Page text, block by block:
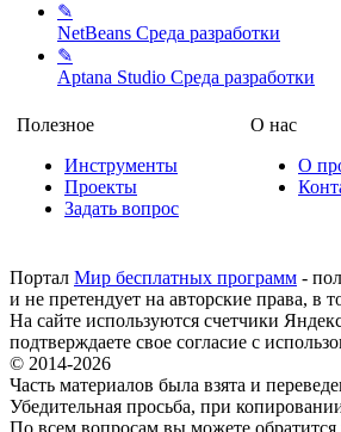
✎
NetBeans Среда разработки
✎
Aptana Studio Среда разработки
Полезное
Инструменты
Проекты
Задать вопрос
О нас
О
Портал Мир бесплатных программ -
и не претендует на авторские права, в
На сайте используются счетчики
подтверждаете свое согласие с
© 2014-2026
Часть материалов была взята и
Убедительная просьба, при